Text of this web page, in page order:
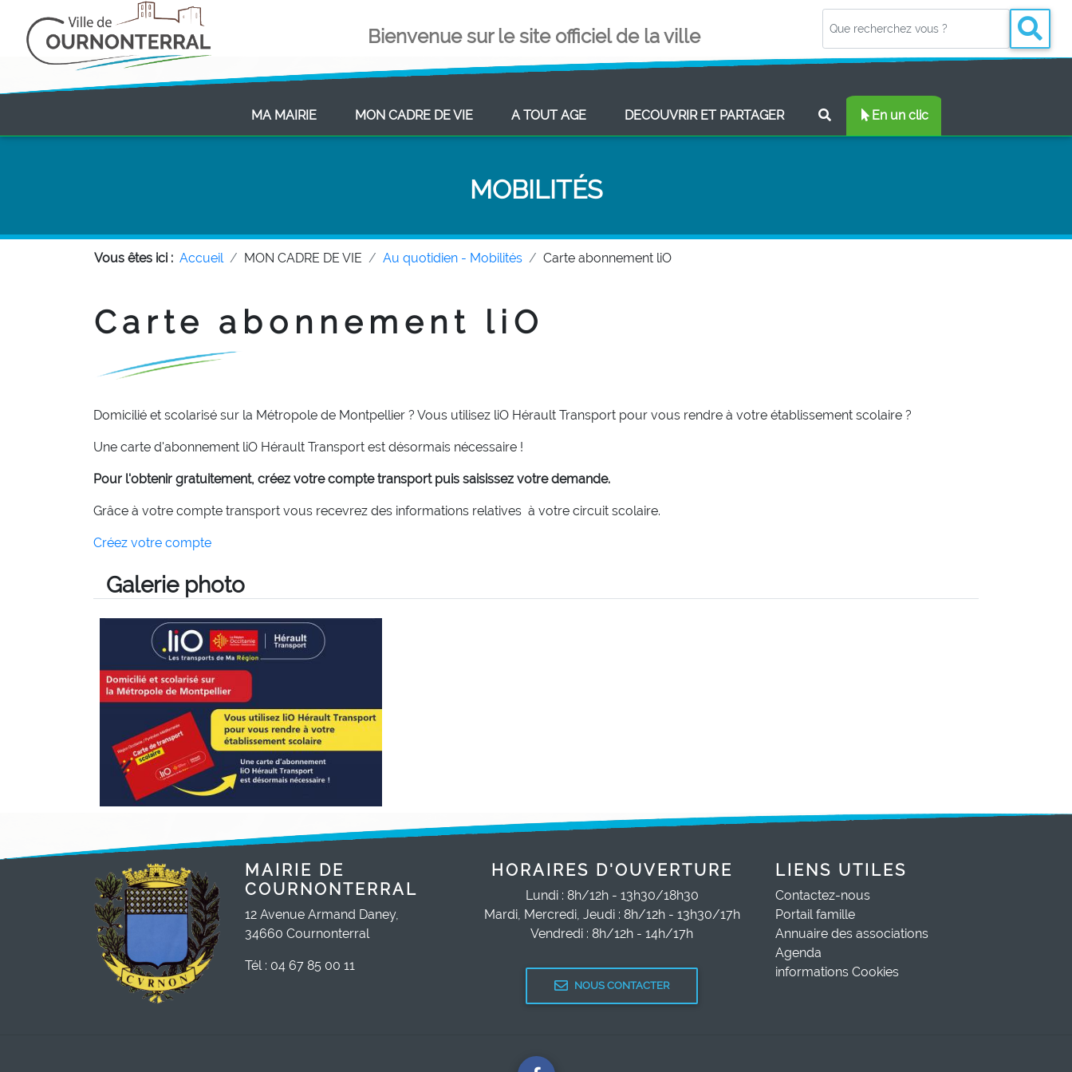
Bienvenue sur le site officiel de la ville
MA MAIRIE(CURRENT)MON CADRE DE VIE(CURRENT)A TOUT AGE(CURRENT)DECOUVRIR ET PARTAGER(CURRENT) En un clic
MOBILITÉS
Vous êtes ici : Accueil MON CADRE DE VIE Au quotidien - Mobilités Carte abonnement liO
Carte abonnement liO
Domicilié et scolarisé sur la Métropole de Montpellier ? Vous utilisez liO Hérault Transport pour vous rendre à votre établissement scolaire ?
Une carte d'abonnement liO Hérault Transport est désormais nécessaire !
Pour l'obtenir gratuitement, créez votre compte transport puis saisissez votre demande.
Grâce à votre compte transport vous recevrez des informations relatives à votre circuit scolaire.
Créez votre compte
Galerie photo
MAIRIE DE
COURNONTERRAL
12 Avenue Armand Daney,
34660 Cournonterral
Tél : 04 67 85 00 11
HORAIRES D'OUVERTURE
Lundi : 8h/12h - 13h30/18h30
Mardi, Mercredi, Jeudi : 8h/12h - 13h30/17h
Vendredi : 8h/12h - 14h/17h
NOUS CONTACTER
LIENS UTILES
Contactez-nous
Portail famille
Annuaire des associations
Agenda
informations Cookies